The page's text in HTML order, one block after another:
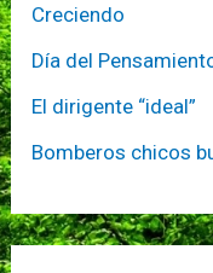
Creciendo
Día del
El dirigente “ideal”
Bomberos chicos